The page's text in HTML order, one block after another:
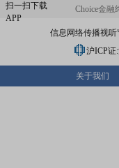
扫一扫下载
APP
Choice金融
信息网络传播视听
沪ICP证
关于我们